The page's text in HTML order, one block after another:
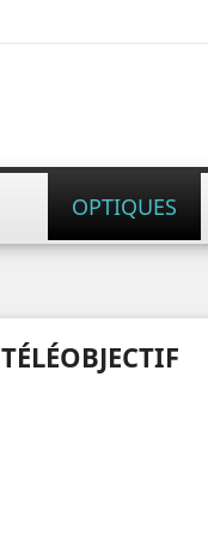
OPTIQUES
TÉLÉOBJECTIF